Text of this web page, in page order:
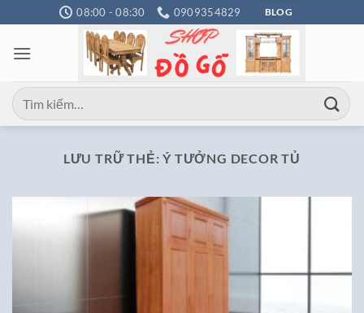
qua
nội
08:00 - 08:30 0909354829 BLOG
Tìm
kiếm:
LƯU TRỮ THẺ:Ý TƯỞNG DECOR TỦ